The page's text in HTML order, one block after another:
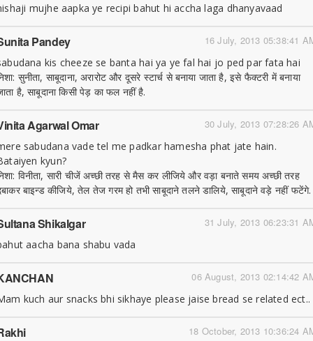
mujhe aapka ye recipi bahut hi accha laga dhanyavaad
16 July, 2013 05:38:41
Pandey
kis cheeze se banta hai ya ye fal hai jo ped par fata hai
सुनीता, साबूदाना, अरारोट और दूसरे स्टार्च से बनाया जाता है, इसे फैक्टरी में बनाया
है, साबूदाना किसी पेड़ का फल नहीं है.
30 July, 2013 07:28:26
Agarwal Omar
sabudana vade tel me padkar hamesha phat jate hain.
kyun?
विनीता, सारी चीजें अच्छी तरह से मैस कर लीजिये और वड़ा बनाते समय अच्छी तरह
बाइन्ड कीजिये, तेल तेज गरम हो तभी साबूदाने तलने डालिये, साबूदाने वड़े नहीं फटेंगे.
31 July, 2013 06:23:31
Shikalgar
aacha bana shabu vada
06 August, 2013 02:14:42
kuch aur snacks bhi sikhaye please jaise bread se related ect..
18 October, 2013 10:36:24